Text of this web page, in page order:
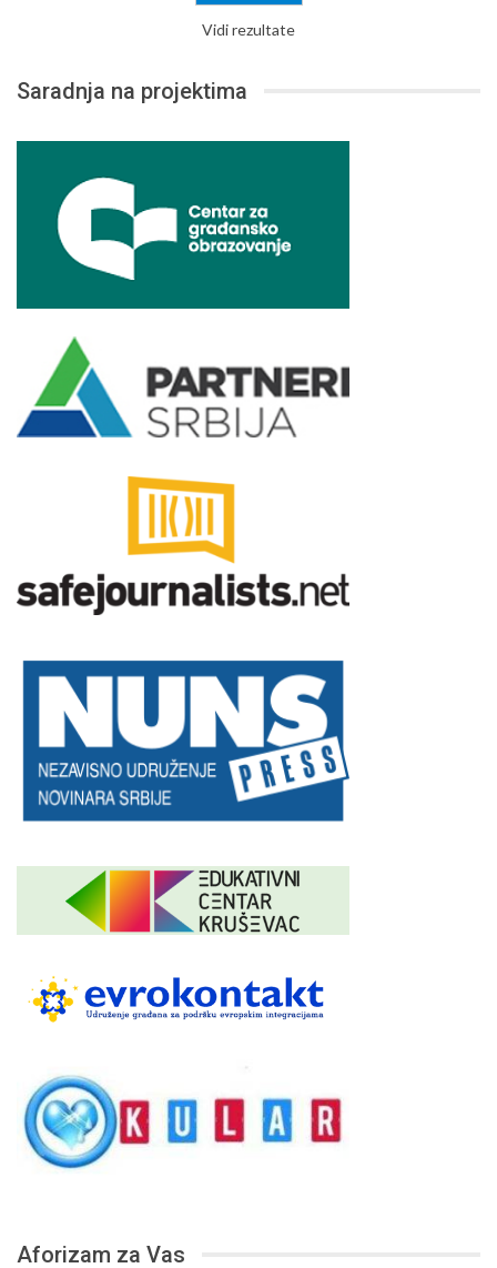
Vidi rezultate
Saradnja na projektima
Aforizam za Vas